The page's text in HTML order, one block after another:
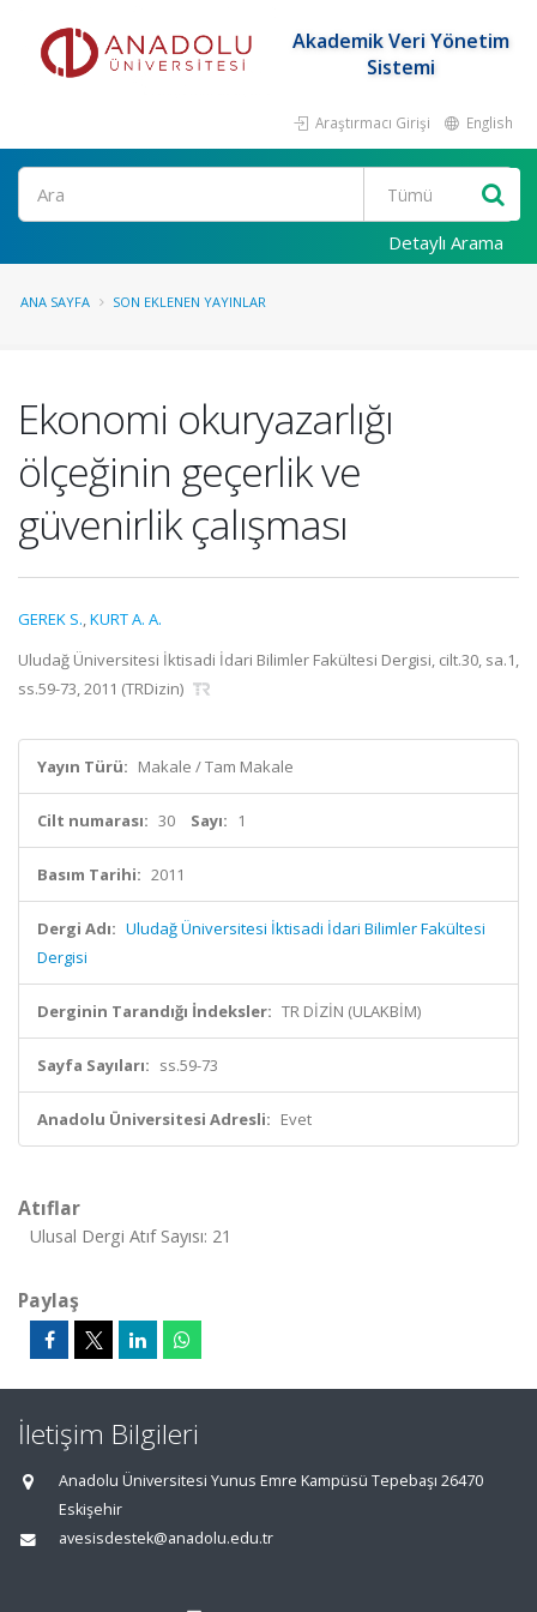
Akademik Veri Yönetim
Sistemi
Araştırmacı Girişi English
Ara
Detaylı Arama
ANA SAYFA SON EKLENEN YAYINLAR
Ekonomi okuryazarlığı
ölçeğinin geçerlik ve
güvenirlik çalışması
GEREK S.,KURT A. A.
Uludağ Üniversitesi İktisadi İdari Bilimler Fakültesi Dergisi, cilt.30, sa.1,
ss.59-73, 2011 (TRDizin)
Yayın Türü: Makale / Tam Makale
Cilt numarası: 30 Sayı: 1
Basım Tarihi: 2011
Dergi Adı: Uludağ Üniversitesi İktisadi İdari Bilimler Fakültesi
Dergisi
Derginin Tarandığı İndeksler: TR DİZİN (ULAKBİM)
Sayfa Sayıları: ss.59-73
Anadolu Üniversitesi Adresli: Evet
Atıflar
Ulusal Dergi Atıf Sayısı: 21
Paylaş
İletişim Bilgileri
Anadolu Üniversitesi Yunus Emre Kampüsü Tepebaşı 26470
Eskişehir
avesisdestek@anadolu.edu.tr